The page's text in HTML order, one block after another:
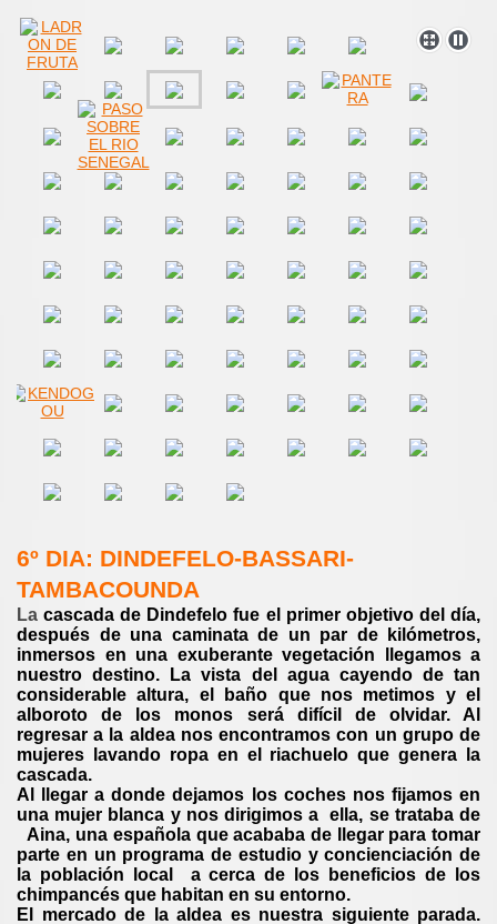
6º DIA: DINDEFELO-BASSARI-
TAMBACOUNDA
La cascada de Dindefelo fue el primer objetivo del día,
después de una caminata de un par de kilómetros,
inmersos en una exuberante vegetación llegamos a
nuestro destino. La vista del agua cayendo de tan
considerable altura, el baño que nos metimos y el
alboroto de los monos será difícil de olvidar. Al
regresar a la aldea nos encontramos con un grupo de
mujeres lavando ropa en el riachuelo que genera la
cascada.
Al llegar a donde dejamos los coches nos fijamos en
una mujer blanca y nos dirigimos a ella, se trataba de
Aina, una española que acababa de llegar para tomar
parte en un programa de estudio y concienciación de
la población local a cerca de los beneficios de los
chimpancés que habitan en su entorno.
El mercado de la aldea es nuestra siguiente parada.